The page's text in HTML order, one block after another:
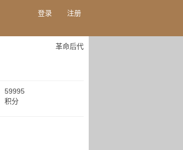
登录 注册
革命后代
59995
积分